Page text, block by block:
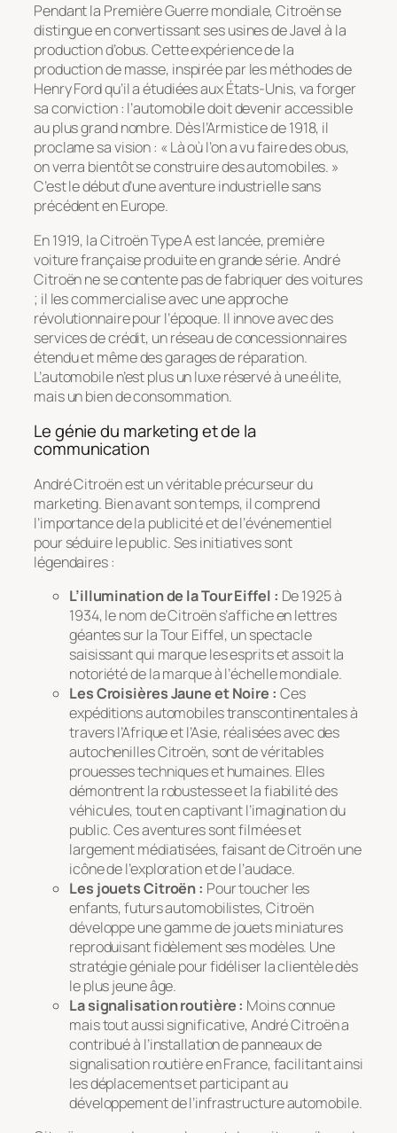
Pendant la Première Guerre mondiale, Citroën se
distingue en convertissant ses usines de Javel à la
production d’obus. Cette expérience de la
production de masse, inspirée par les méthodes de
Henry Ford qu’il a étudiées aux États-Unis, va forger
sa conviction : l’automobile doit devenir accessible
au plus grand nombre. Dès l’Armistice de 1918, il
proclame sa vision : « Là où l’on a vu faire des obus,
on verra bientôt se construire des automobiles. »
C’est le début d’une aventure industrielle sans
précédent en Europe.
En 1919, la Citroën Type A est lancée, première
voiture française produite en grande série. André
Citroën ne se contente pas de fabriquer des voitures
; il les commercialise avec une approche
révolutionnaire pour l’époque. Il innove avec des
services de crédit, un réseau de concessionnaires
étendu et même des garages de réparation.
L’automobile n’est plus un luxe réservé à une élite,
mais un bien de consommation.
Le génie du marketing et de la
communication
André Citroën est un véritable précurseur du
marketing. Bien avant son temps, il comprend
l’importance de la publicité et de l’événementiel
pour séduire le public. Ses initiatives sont
légendaires :
L’illumination de la Tour Eiffel : De 1925 à
1934, le nom de Citroën s’affiche en lettres
géantes sur la Tour Eiffel, un spectacle
saisissant qui marque les esprits et assoit la
notoriété de la marque à l’échelle mondiale.
Les Croisières Jaune et Noire : Ces
expéditions automobiles transcontinentales à
travers l’Afrique et l’Asie, réalisées avec des
autochenilles Citroën, sont de véritables
prouesses techniques et humaines. Elles
démontrent la robustesse et la fiabilité des
véhicules, tout en captivant l’imagination du
public. Ces aventures sont filmées et
largement médiatisées, faisant de Citroën une
icône de l’exploration et de l’audace.
Les jouets Citroën : Pour toucher les
enfants, futurs automobilistes, Citroën
développe une gamme de jouets miniatures
reproduisant fidèlement ses modèles. Une
stratégie géniale pour fidéliser la clientèle dès
le plus jeune âge.
La signalisation routière : Moins connue
mais tout aussi significative, André Citroën a
contribué à l’installation de panneaux de
signalisation routière en France, facilitant ainsi
les déplacements et participant au
développement de l’infrastructure automobile.